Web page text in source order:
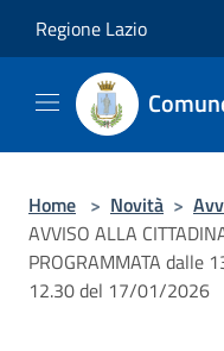
Regione Lazio
Home > Novità >
AVVISO ALLA
PROGRAMMATA
12.30 del 17/01/2026